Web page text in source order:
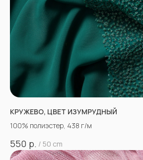
КРУЖЕВО, ЦВЕТ ИЗУМРУДНЫЙ
100% полиэстер, 438 г/м
550 р. / 50 cm